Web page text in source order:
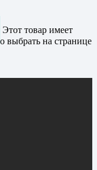
Этот товар имеет
выбрать на странице